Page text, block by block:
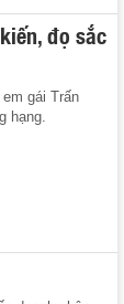
đọ sắc
gái Trấn
hạng.